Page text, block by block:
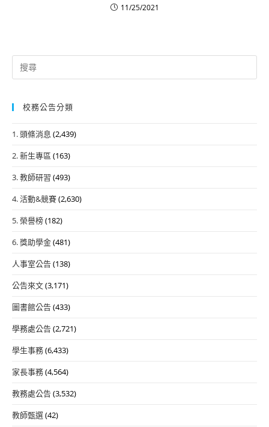
11/25/2021
Search
for:
校務公告分類
1. 頭條消息 (2,439)
2. 新生專區 (163)
3. 教師研習 (493)
4. 活動&競賽(2,630)
5. 榮譽榜(182)
6. 獎助學金(481)
人事室公告(138)
公告來文(3,171)
圖書館公告(433)
學務處公告(2,721)
學生事務(6,433)
家長事務(4,564)
教務處公告(3,532)
教師甄選(42)